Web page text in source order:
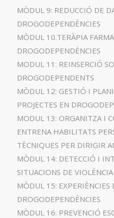
MÒDUL 9: REDUCCIÓ DE
DROGODEPENDÈNCIES
MÒDUL 10.TERÀPIA
DROGODEPENDÈNCIES
MODUL 11: REINSERCIÓ
DROGODEPENDENTS
MÒDUL 12: GESTIÓ I
PROJECTES EN
MODUL 13: ORGANITZA I
ENTRENA HABILITATS
TÈCNIQUES PER DIRIGIR
MÒDUL 14: DETECCIÓ I
SITUACIONS DE
MÒDUL 15: EXPERIÈNCIES
DROGODEPENDÈNCIES
MÒDUL 16: PREVENCIÓ